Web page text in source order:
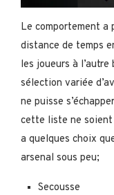
Le comportement a
distance de temps
les joueurs à
sélection variée
ne puisse
cette liste ne
a quelques choix
arsenal sous peu;
Secousse